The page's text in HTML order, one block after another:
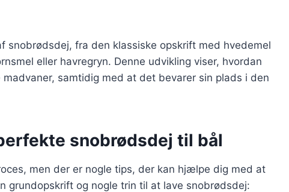
snobrødsdej, fra den klassiske opskrift med hvedemel
eller havregryn. Denne udvikling viser, hvordan
samtidig med at det bevarer sin plads i den
snobrødsdej til bål
men der er nogle tips, der kan hjælpe dig med at
grundopskrift og nogle trin til at lave snobrødsdej: